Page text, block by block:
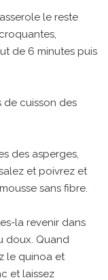
le reste
de 6 minutes puis
de cuisson des
des asperges,
et poivrez et
sans fibre.
la revenir dans
doux. Quand
le quinoa et
et laissez